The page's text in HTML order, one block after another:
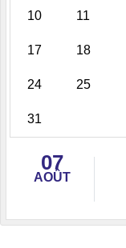
10 11
17 18
24 25
31
07
AOÛT